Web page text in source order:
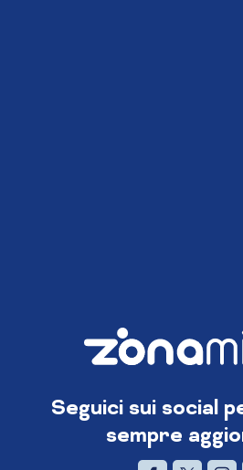
Seguici sui social
sempre